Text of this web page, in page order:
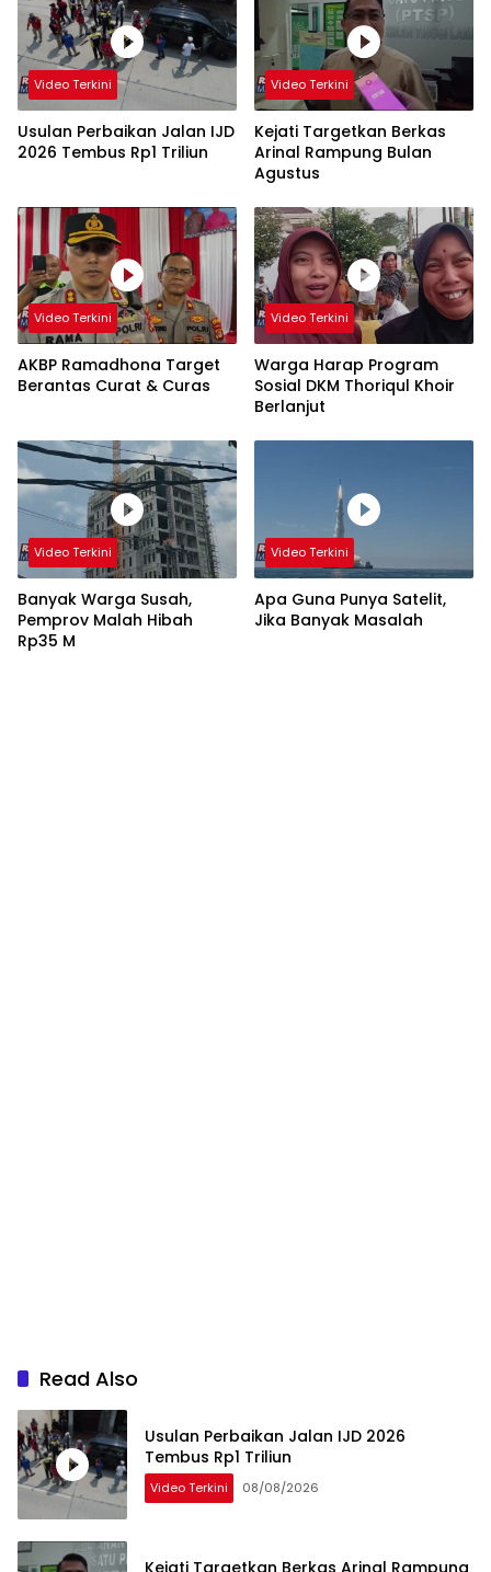
Video Terkini
Usulan Perbaikan Jalan IJD
2026 Tembus Rp1 Triliun
Video Terkini
Kejati Targetkan Berkas
Arinal Rampung Bulan
Agustus
Video Terkini
AKBP Ramadhona Target
Berantas Curat & Curas
Video Terkini
Warga Harap Program
Sosial DKM Thoriqul Khoir
Berlanjut
Video Terkini
Banyak Warga Susah,
Pemprov Malah Hibah
Rp35 M
Video Terkini
Apa Guna Punya Satelit,
Jika Banyak Masalah
Read Also
Usulan Perbaikan Jalan IJD 2026
Tembus Rp1 Triliun
Video Terkini 08/08/2026